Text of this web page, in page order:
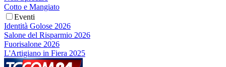
Cotto e Mangiato
Eventi
Identità Golose 2026
Salone del Risparmio 2026
Fuorisalone 2026
L'Artigiano in Fiera 2025